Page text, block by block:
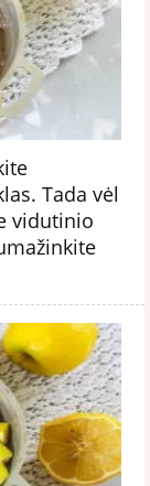
Tada vėl
vidutinio